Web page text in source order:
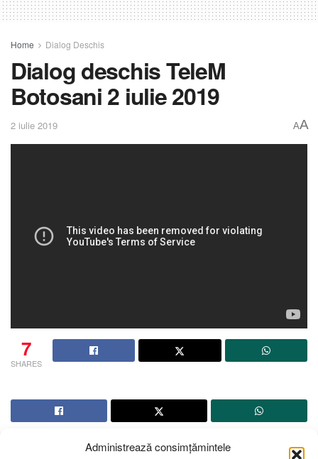
Administrează consimțămintele
Home Dialog Deschis
Dialog deschis TeleM
Botosani 2 iulie 2019
2 iulie 2019 AA
7
SHARES